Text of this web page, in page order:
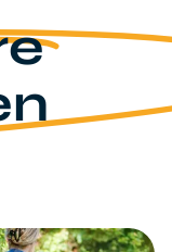
Energie)